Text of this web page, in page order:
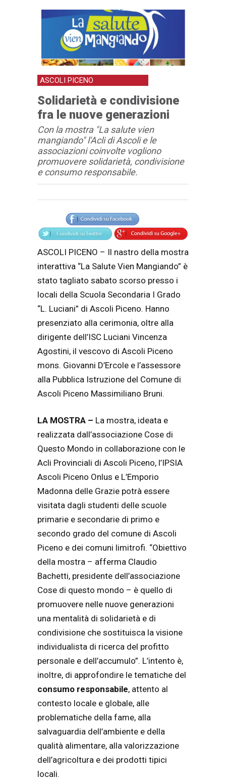
ASCOLI PICENO
Solidarietà e condivisione
fra le nuove generazioni
Con la mostra "La salute vien
mangiando" l'Acli di Ascoli e le
associazioni coinvolte vogliono
promuovere solidarietà, condivisione
e consumo responsabile.
Articolo
Testo articolo principale
ASCOLI PICENO – Il nastro della mostra
interattiva “La Salute Vien Mangiando” è
stato tagliato sabato scorso presso i
locali della Scuola Secondaria I Grado
“L. Luciani” di Ascoli Piceno. Hanno
presenziato alla cerimonia, oltre alla
dirigente dell’ISC Luciani Vincenza
Agostini, il vescovo di Ascoli Piceno
mons. Giovanni D’Ercole e l’assessore
alla Pubblica Istruzione del Comune di
Ascoli Piceno Massimiliano Bruni.
LA MOSTRA – La mostra, ideata e
realizzata dall’associazione Cose di
Questo Mondo in collaborazione con le
Acli Provinciali di Ascoli Piceno, l’IPSIA
Ascoli Piceno Onlus e L’Emporio
Madonna delle Grazie potrà essere
visitata dagli studenti delle scuole
primarie e secondarie di primo e
secondo grado del comune di Ascoli
Piceno e dei comuni limitrofi. “Obiettivo
della mostra – afferma Claudio
Bachetti, presidente dell’associazione
Cose di questo mondo – è quello di
promuovere nelle nuove generazioni
una mentalità di solidarietà e di
condivisione che sostituisca la visione
individualista di ricerca del profitto
personale e dell’accumulo”. L’intento è,
inoltre, di approfondire le tematiche del
consumo responsabile, attento al
contesto locale e globale, alle
problematiche della fame, alla
salvaguardia dell’ambiente e della
qualità alimentare, alla valorizzazione
dell’agricoltura e dei prodotti tipici
locali.